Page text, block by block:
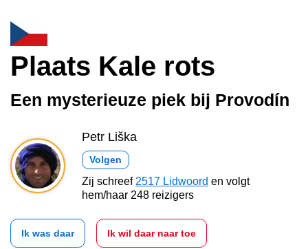
Plaats Kale rots
Een mysterieuze piek bij Provodín
Petr Liška
Volgen
Zij schreef 2517 Lidwoord en volgt
hem/haar 248 reizigers
Ik was daar Ik wil daar naar toe